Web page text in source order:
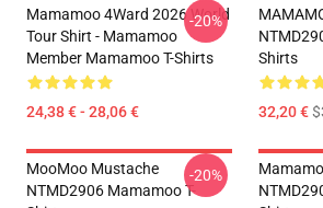
Mamamoo 4Ward 2026 World
Tour Shirt - Mamamoo
Member Mamamoo T-Shirts
24,38 € - 28,06 €
-20%
Shirts
32,20 €
MooMoo Mustache
NTMD2906 Mamamoo T-
-20%